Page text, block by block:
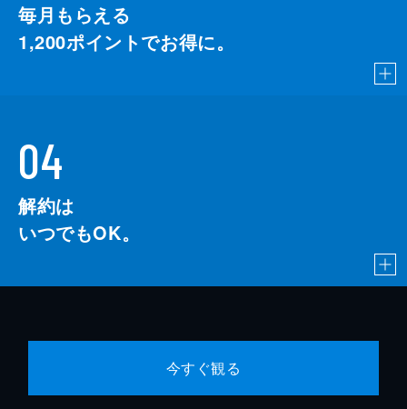
毎月もらえる
1,200ポイントでお得に。
04
解約は
いつでもOK。
今すぐ観る